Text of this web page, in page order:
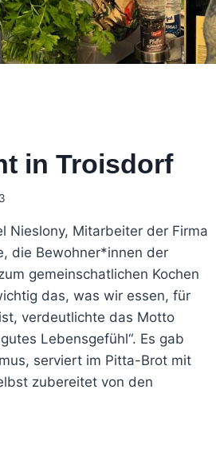
in Troisdorf
Nieslony, Mitarbeiter der Firma
die Bewohner*innen der
gemeinschatlichen Kochen
das, was wir essen, für
verdeutlichte das Motto
Lebensgefühl“. Es gab
serviert im Pitta-Brot mit
zubereitet von den